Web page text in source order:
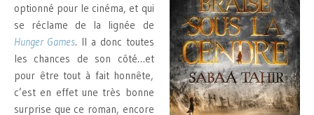
optionné pour le cinéma, et qui
se réclame de la lignée de
Hunger Games. Il a donc toutes
les chances de son côté…et
pour être tout à fait honnête,
c’est en effet une très bonne
surprise que ce roman, encore